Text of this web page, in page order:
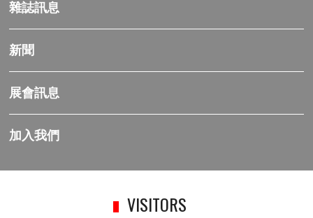
雜誌訊息
新聞
展會訊息
加入我們
VISITORS